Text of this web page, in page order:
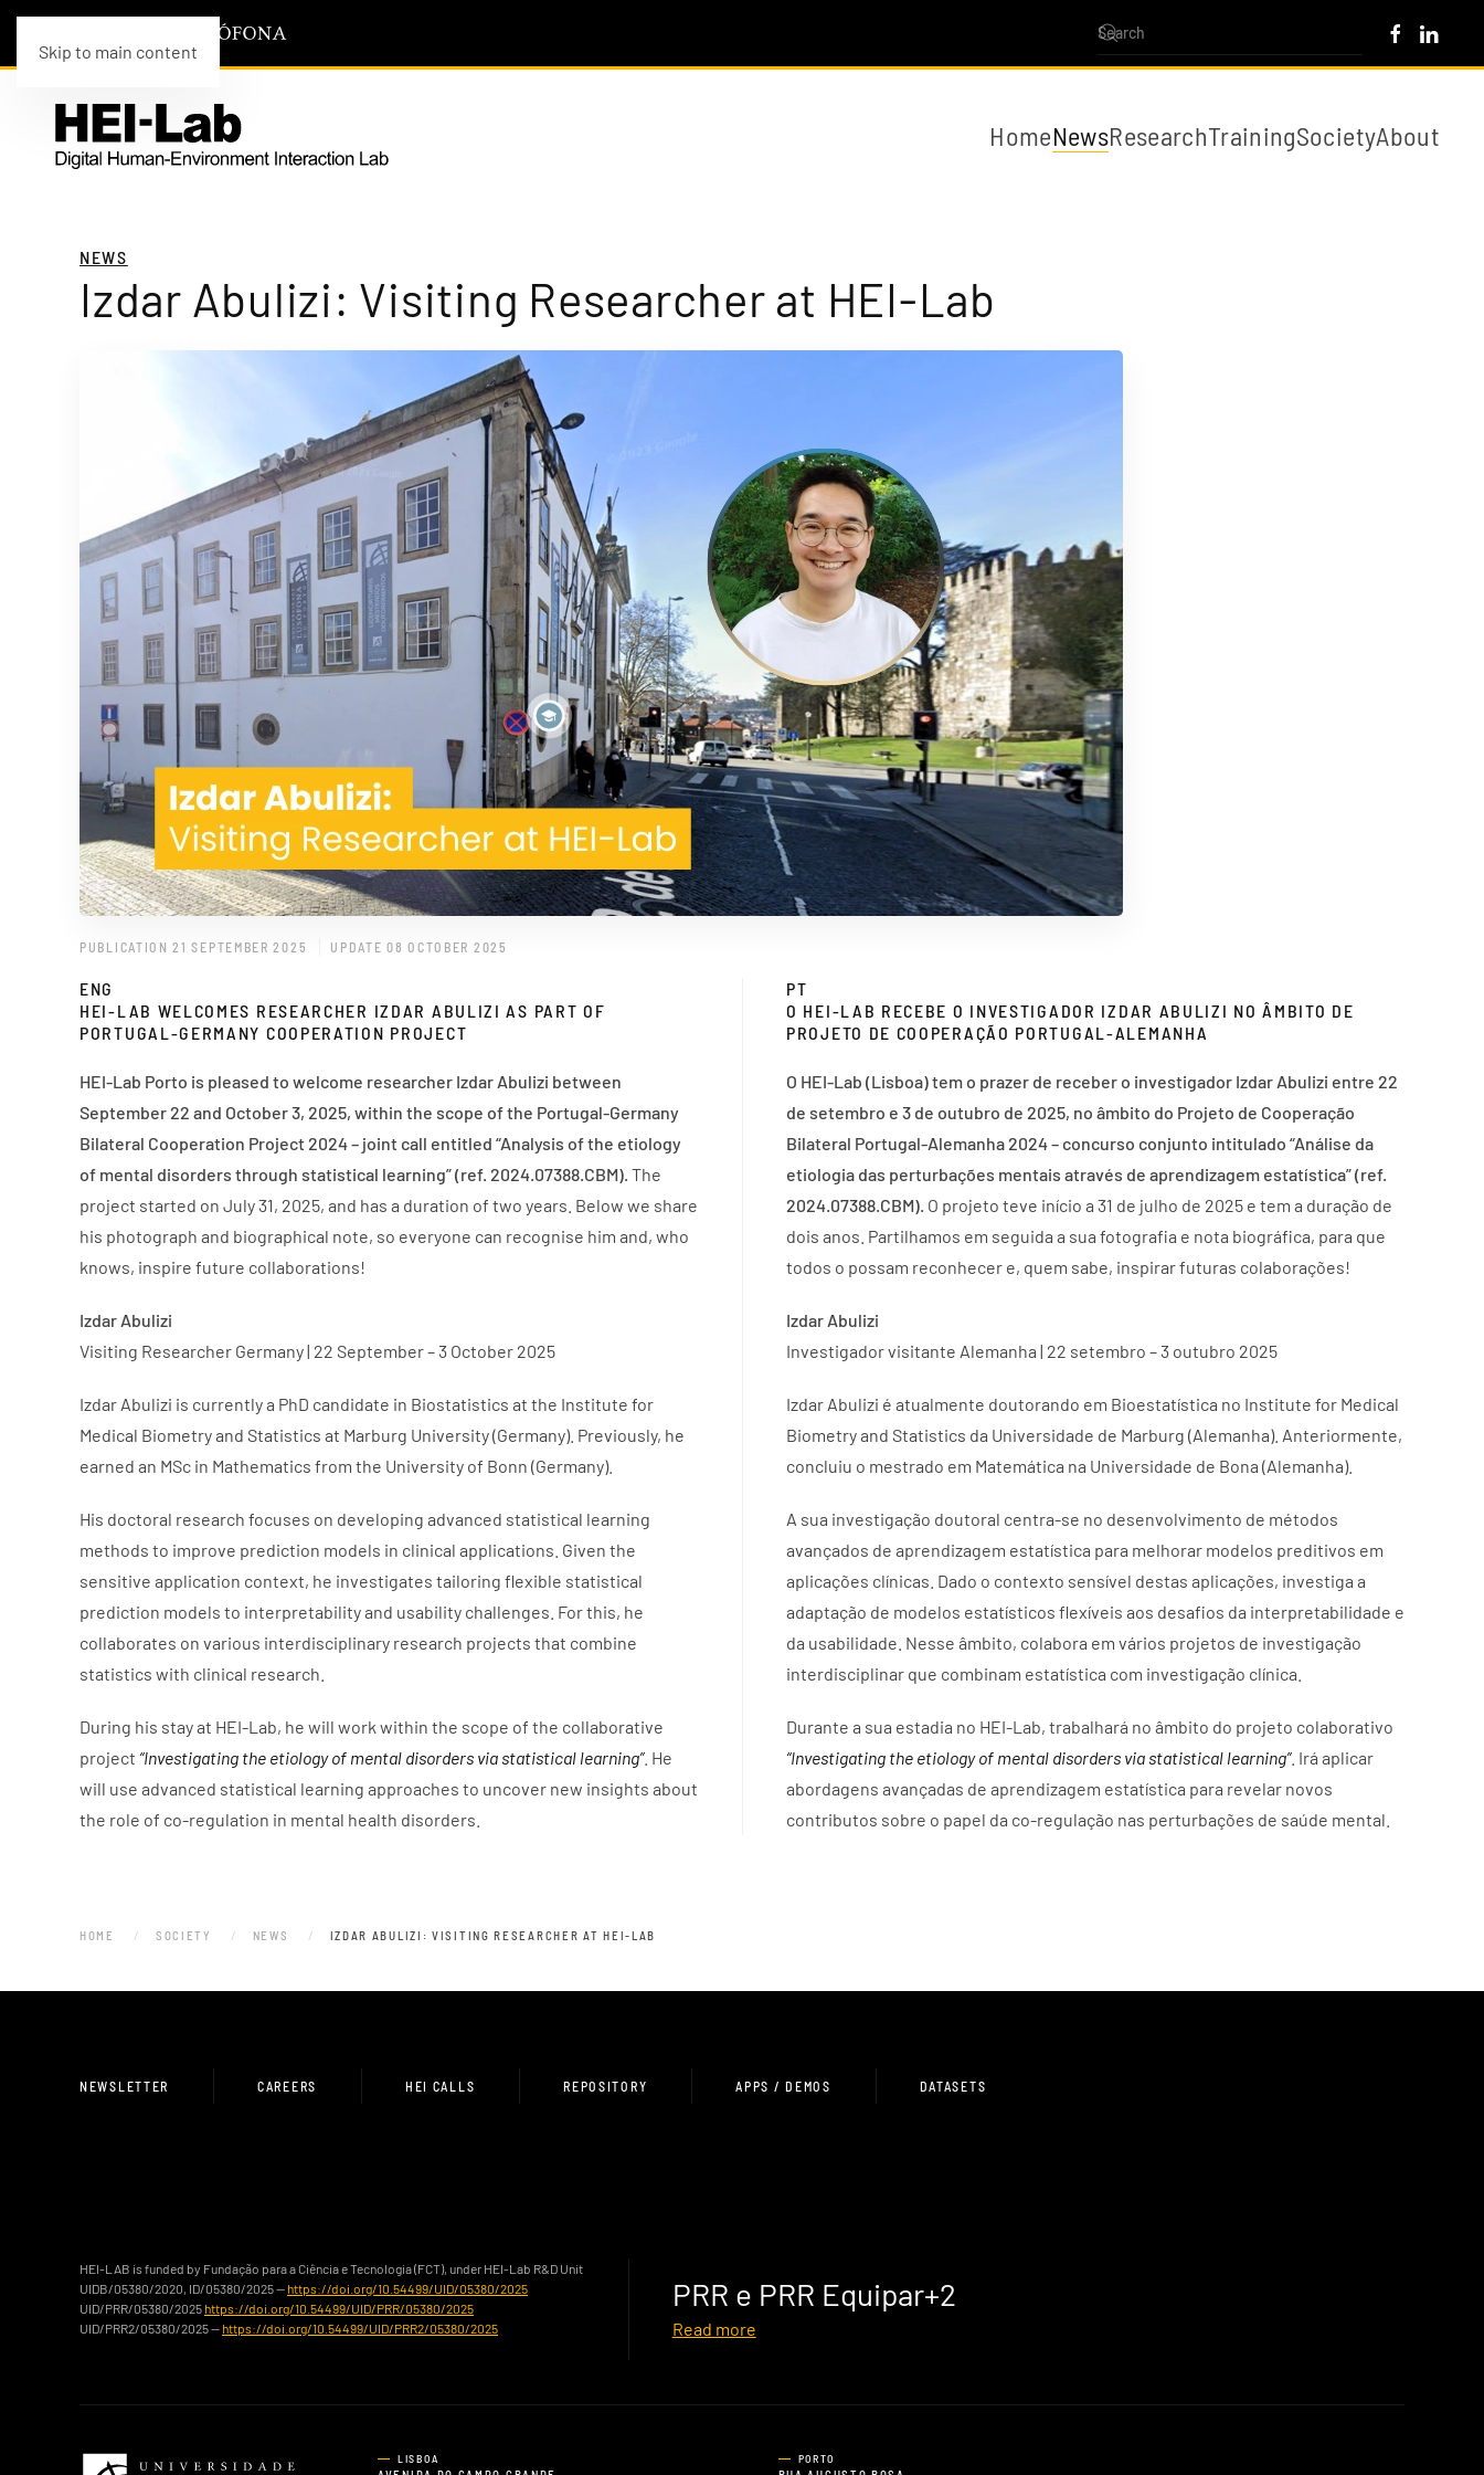
Skip to main content
HomeNewsResearchTrainingSocietyAbout
NEWS
Izdar Abulizi: Visiting Researcher at HEI-Lab
PUBLICATION 21 SEPTEMBER 2025 UPDATE 08 OCTOBER 2025
ENG
HEI-LAB WELCOMES RESEARCHER IZDAR ABULIZI AS PART OF
PORTUGAL-GERMANY COOPERATION PROJECT
HEI-Lab Porto is pleased to welcome researcher Izdar Abulizi between
September 22 and October 3, 2025, within the scope of the Portugal-Germany
Bilateral Cooperation Project 2024 – joint call entitled “Analysis of the etiology
of mental disorders through statistical learning” (ref. 2024.07388.CBM). The
project started on July 31, 2025, and has a duration of two years. Below we share
his photograph and biographical note, so everyone can recognise him and, who
knows, inspire future collaborations!
Izdar Abulizi
Visiting Researcher Germany | 22 September – 3 October 2025
Izdar Abulizi is currently a PhD candidate in Biostatistics at the Institute for
Medical Biometry and Statistics at Marburg University (Germany). Previously, he
earned an MSc in Mathematics from the University of Bonn (Germany).
His doctoral research focuses on developing advanced statistical learning
methods to improve prediction models in clinical applications. Given the
sensitive application context, he investigates tailoring flexible statistical
prediction models to interpretability and usability challenges. For this, he
collaborates on various interdisciplinary research projects that combine
statistics with clinical research.
During his stay at HEI-Lab, he will work within the scope of the collaborative
project “Investigating the etiology of mental disorders via statistical learning”. He
will use advanced statistical learning approaches to uncover new insights about
the role of co-regulation in mental health disorders.
PT
O HEI-LAB RECEBE O INVESTIGADOR IZDAR ABULIZI NO ÂMBITO DE
PROJETO DE COOPERAÇÃO PORTUGAL-ALEMANHA
O HEI-Lab (Lisboa) tem o prazer de receber o investigador Izdar Abulizi entre 22
de setembro e 3 de outubro de 2025, no âmbito do Projeto de Cooperação
Bilateral Portugal-Alemanha 2024 – concurso conjunto intitulado “Análise da
etiologia das perturbações mentais através de aprendizagem estatística” (ref.
2024.07388.CBM). O projeto teve início a 31 de julho de 2025 e tem a duração de
dois anos. Partilhamos em seguida a sua fotografia e nota biográfica, para que
todos o possam reconhecer e, quem sabe, inspirar futuras colaborações!
Izdar Abulizi
Investigador visitante Alemanha | 22 setembro – 3 outubro 2025
Izdar Abulizi é atualmente doutorando em Bioestatística no Institute for Medical
Biometry and Statistics da Universidade de Marburg (Alemanha). Anteriormente,
concluiu o mestrado em Matemática na Universidade de Bona (Alemanha).
A sua investigação doutoral centra-se no desenvolvimento de métodos
avançados de aprendizagem estatística para melhorar modelos preditivos em
aplicações clínicas. Dado o contexto sensível destas aplicações, investiga a
adaptação de modelos estatísticos flexíveis aos desafios da interpretabilidade e
da usabilidade. Nesse âmbito, colabora em vários projetos de investigação
interdisciplinar que combinam estatística com investigação clínica.
Durante a sua estadia no HEI-Lab, trabalhará no âmbito do projeto colaborativo
“Investigating the etiology of mental disorders via statistical learning”. Irá aplicar
abordagens avançadas de aprendizagem estatística para revelar novos
contributos sobre o papel da co-regulação nas perturbações de saúde mental.
HOME SOCIETY NEWS IZDAR ABULIZI: VISITING RESEARCHER AT HEI-LAB
NEWSLETTER CAREERS HEI CALLS REPOSITORY APPS / DEMOS DATASETS
HEI-LAB is funded by Fundação para a Ciência e Tecnologia (FCT), under HEI-Lab R&D Unit
UIDB/05380/2020, ID/05380/2025 — https://doi.org/10.54499/UID/05380/2025
UID/PRR/05380/2025 https://doi.org/10.54499/UID/PRR/05380/2025
UID/PRR2/05380/2025 — https://doi.org/10.54499/UID/PRR2/05380/2025
PRR e PRR Equipar+2
Read more
LISBOA PORTO